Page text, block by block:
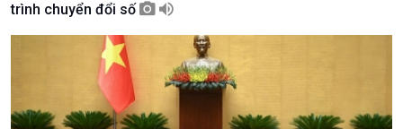
trình chuyển đổi số